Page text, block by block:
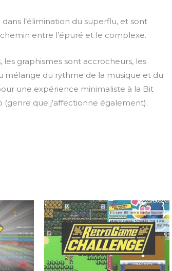
l’élimination du superflu, et sont
entre l’épuré et le complexe.
graphismes sont accrocheurs, les
mélange du rythme de la musique et du
une expérience minimaliste à la Bit
que j’affectionne également).